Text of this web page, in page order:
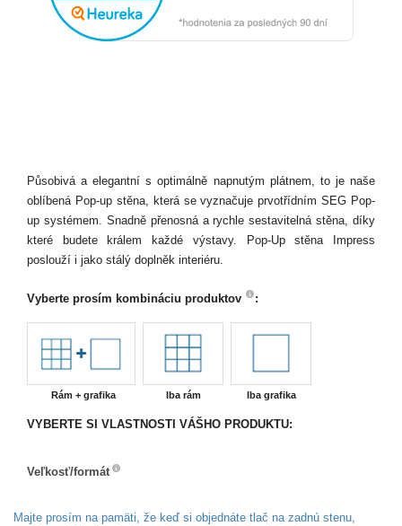
Působivá a elegantní s optimálně napnutým plátnem, to je naše
oblíbená Pop-up stěna, která se vyznačuje prvotřídním SEG Pop-
up systémem. Snadně přenosná a rychle sestavitelná stěna, díky
které budete králem každé výstavy. Pop-Up stěna Impress
poslouží i jako stálý doplněk interiéru.
Vyberte prosím kombináciu produktov :
Rám + grafika Iba rám Iba grafika
VYBERTE SI VLASTNOSTI VÁŠHO PRODUKTU:
Veľkosť/formát
Majte prosím na pamäti, že keď si objednáte tlač na zadnú stenu,